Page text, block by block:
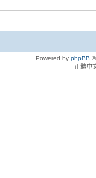
Powered by phpBB
正體中